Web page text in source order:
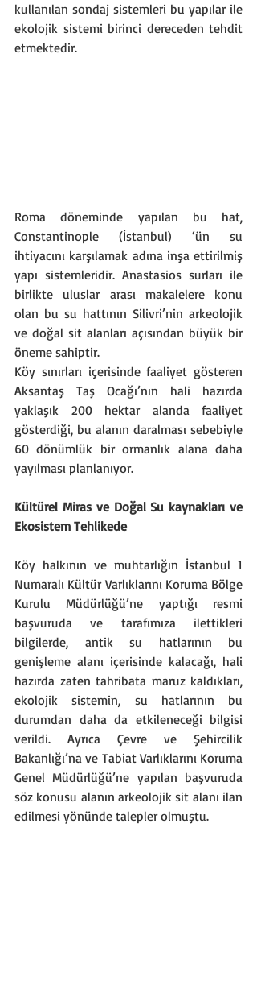
kullanılan sondaj sistemleri bu yapılar ile
ekolojik sistemi birinci dereceden tehdit
etmektedir.
Roma döneminde yapılan bu hat,
Constantinople (İstanbul) ‘ün su
ihtiyacını karşılamak adına inşa ettirilmiş
yapı sistemleridir. Anastasios surları ile
birlikte uluslar arası makalelere konu
olan bu su hattının Silivri’nin arkeolojik
ve doğal sit alanları açısından büyük bir
öneme sahiptir.
Köy sınırları içerisinde faaliyet gösteren
Aksantaş Taş Ocağı’nın hali hazırda
yaklaşık 200 hektar alanda faaliyet
gösterdiği, bu alanın daralması sebebiyle
60 dönümlük bir ormanlık alana daha
yayılması planlanıyor.
Kültürel Miras ve Doğal Su kaynakları ve
Ekosistem Tehlikede
Köy halkının ve muhtarlığın İstanbul 1
Numaralı Kültür Varlıklarını Koruma Bölge
Kurulu Müdürlüğü’ne yaptığı resmi
başvuruda ve tarafımıza ilettikleri
bilgilerde, antik su hatlarının bu
genişleme alanı içerisinde kalacağı, hali
hazırda zaten tahribata maruz kaldıkları,
ekolojik sistemin, su hatlarının bu
durumdan daha da etkileneceği bilgisi
verildi. Ayrıca Çevre ve Şehircilik
Bakanlığı’na ve Tabiat Varlıklarını Koruma
Genel Müdürlüğü’ne yapılan başvuruda
söz konusu alanın arkeolojik sit alanı ilan
edilmesi yönünde talepler olmuştu.